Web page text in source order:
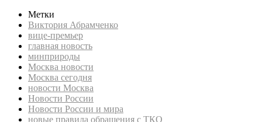
Метки
Виктория Абрамченко
вице-премьер
главная новость
минприроды
Москва новости
Москва сегодня
новости Москва
Новости России
Новости России и мира
новые правила обращения с ТКО